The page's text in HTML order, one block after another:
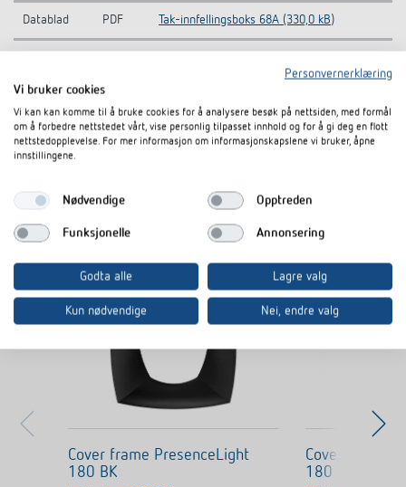
Datablad PDF Tak-innfellingsboks 68A (330,0 kB)
I dokumentkurven
Lignende produkter
Cover frame PresenceLight
180 BK
Cover frame
180 SR
Personvernerklæring
Vi bruker cookies
Vi kan kan komme til å bruke cookies for å analysere besøk på nettsiden, med formål
om å forbedre nettstedet vårt, vise personlig tilpasset innhold og for å gi deg en flott
nettstedopplevelse. For mer informasjon om informasjonskapslene vi bruker, åpne
innstillingene.
Nødvendige Opptreden
Funksjonelle Annonsering
Godta alle Lagre valg
Kun nødvendige Nei, endre valg